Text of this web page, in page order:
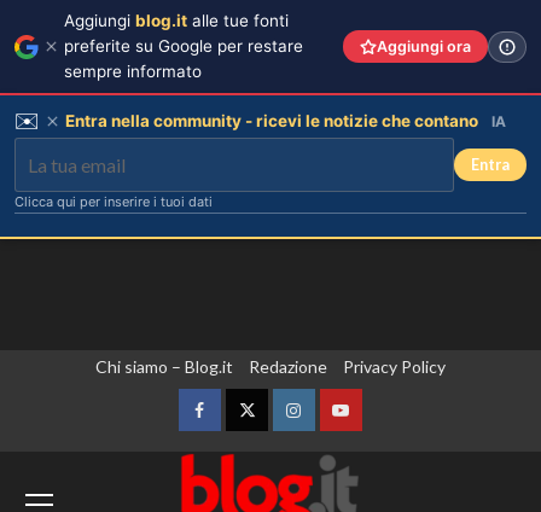
Chi siamo – Blog.it Redazione Privacy Policy
FacebookTwitterInstagramYouTube
Aggiungi blog.it alle tue fonti
preferite su Google per restare
sempre informato
Aggiungi ora
✉️ Entra nella community - ricevi le notizie che contano IA
Entra
Clicca qui per inserire i tuoi dati